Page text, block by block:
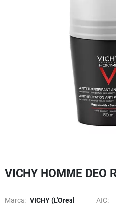
VICHY HOMME DEO
Marca: VICHY (L'Oreal
AIC: